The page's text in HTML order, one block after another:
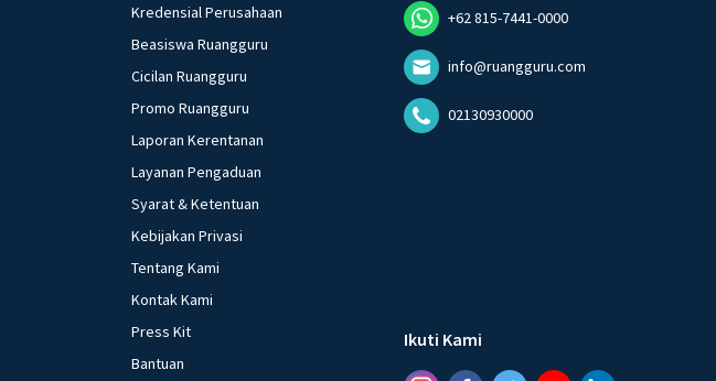
Kredensial Perusahaan
Beasiswa Ruangguru
Cicilan Ruangguru
Promo Ruangguru
Laporan Kerentanan
Layanan Pengaduan
Syarat & Ketentuan
Kebijakan Privasi
Tentang Kami
Kontak Kami
Press Kit
Bantuan
+62 815-7441-0000
info@ruangguru.com
02130930000
Ikuti Kami